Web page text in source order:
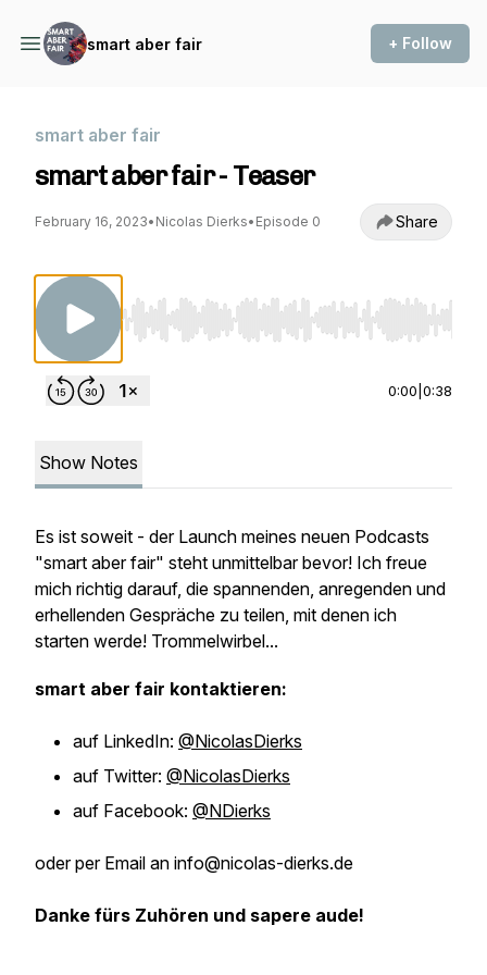
smart aber fair + Follow
smart aber fair
smart aber fair - Teaser
February 16, 2023• Nicolas Dierks• Episode 0 Share
Use Left/Right to seek, Home/End to jump to
0:00 0:38
Show Notes
Es ist soweit - der Launch meines neuen Podcasts
"smart aber fair" steht unmittelbar bevor! Ich freue
mich richtig darauf, die spannenden, anregenden und
erhellenden Gespräche zu teilen, mit denen ich
starten werde! Trommelwirbel...
smart aber fair kontaktieren:
auf LinkedIn: @NicolasDierks
auf Twitter: @NicolasDierks
auf Facebook: @NDierks
oder per Email an info@nicolas-dierks.de
Danke fürs Zuhören und sapere aude!